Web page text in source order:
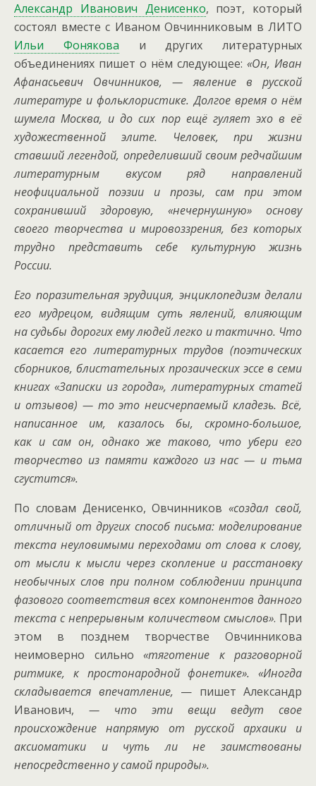
Александр Иванович Денисенко, поэт, который
состоял вместе с Иваном Овчинниковым в ЛИТО
Ильи Фонякова и других литературных
объединениях пишет о нём следующее: «Он, Иван
Афанасьевич Овчинников, — явление в русской
литературе и фольклористике. Долгое время о нëм
шумела Москва, и до сих пор ещë гуляет эхо в еë
художественной элите. Человек, при жизни
ставший легендой, определивший своим редчайшим
литературным вкусом ряд направлений
неофициальной поэзии и прозы, сам при этом
сохранивший здоровую, «нечернушную» основу
своего творчества и мировоззрения, без которых
трудно представить себе культурную жизнь
России.
Его поразительная эрудиция, энциклопедизм делали
его мудрецом, видящим суть явлений, влияющим
на судьбы дорогих ему людей легко и тактично. Что
касается его литературных трудов (поэтических
сборников, блистательных прозаических эссе в семи
книгах «Записки из города», литературных статей
и отзывов) — то это неисчерпаемый кладезь. Всë,
написанное им, казалось бы, скромно-большое,
как и сам он, однако же таково, что убери его
творчество из памяти каждого из нас — и тьма
сгустится».
По словам Денисенко, Овчинников«создал свой,
отличный от других способ письма: моделирование
текста неуловимыми переходами от слова к слову,
от мысли к мысли через скопление и расстановку
необычных слов при полном соблюдении принципа
фазового соответствия всех компонентов данного
текста с непрерывным количеством смыслов». При
этом в позднем творчестве Овчинникова
неимоверно сильно «тяготение к разговорной
ритмике, к простонародной фонетике». «Иногда
складывается впечатление, — пишет Александр
Иванович, — что эти вещи ведут свое
происхождение напрямую от русской архаики и
аксиоматики и чуть ли не заимствованы
непосредственно у самой природы».